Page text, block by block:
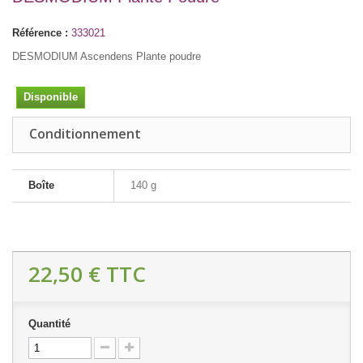
Référence : 333021
DESMODIUM Ascendens Plante poudre
Disponible
Conditionnement
Boîte 140 g
22,50 € TTC
Quantité